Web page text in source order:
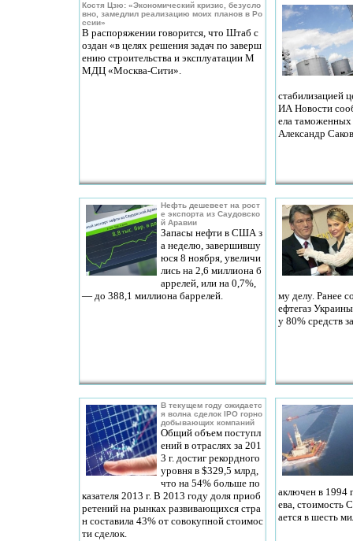
Костя Цзю: «Экономический кризис, безусло
вно, замедлил реализацию моих планов в Ро
ссии»
В распоряжении говорится, что Штаб с
оздан «в целях решения задач по заверш
ению строительства и эксплуатации М
МДЦ «Москва-Сити».
стабилизацией
ИА Новости
ела
Александр
Нефть дешевеет на рост
е экспорта из Саудовско
й Аравии
Запасы нефти в США з
а неделю, завершившу
юся 8 ноября, увеличи
лись на 2,6 миллиона б
аррелей, или на 0,7%,
— до 388,1 миллиона баррелей.
му делу. Ранее
ефтегаз
у 80% средств
В текущем году ожидаетс
я волна сделок IPO горно
добывающих компаний
Общий объем поступл
ений в отраслях за 201
3 г. достиг рекордного
уровня в $329,5 млрд,
что на 54% больше по
казателя 2013 г. В 2013 году доля приоб
ретений на рынках развивающихся стра
н составила 43% от совокупной стоимос
ти сделок.
аключен в 1994
ева, стоимость
ается в шесть